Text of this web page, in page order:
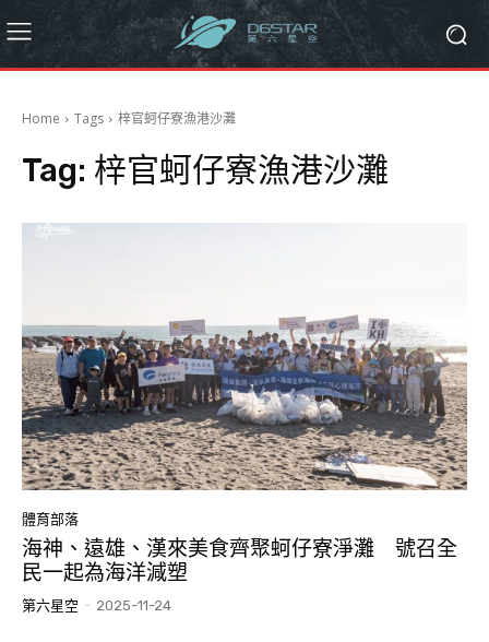
Home Tags 梓官蚵仔寮漁港沙灘
Tag: 梓官蚵仔寮漁港沙灘
體育部落
海神、遠雄、漢來美食齊聚蚵仔寮淨灘 號召全
民一起為海洋減塑
第六星空 - 2025-11-24